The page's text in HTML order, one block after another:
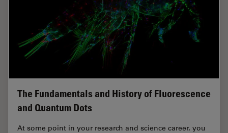
The Fundamentals and History of Fluorescence
and Quantum Dots
At some point in your research and science career, you